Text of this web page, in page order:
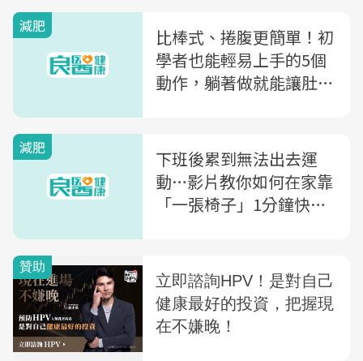
減肥
比棒式、捲腹更簡單！初
學者也能輕易上手的5個
動作，躺著做就能讓肚子
減肥
下班後累到無法出去運
動…影片教你如何在家靠
「一張椅子」1分鐘快速